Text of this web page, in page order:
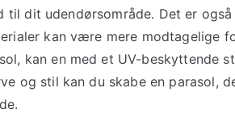
dit udendørsområde. Det er
kan være mere modtagelige
kan en med et UV-beskyttende
og stil kan du skabe en parasol,